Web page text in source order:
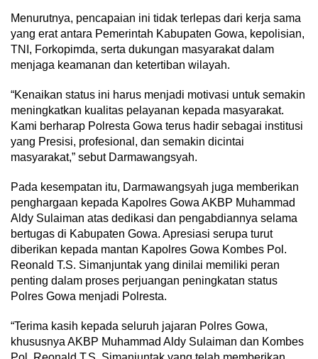
Menurutnya, pencapaian ini tidak terlepas dari kerja sama
yang erat antara Pemerintah Kabupaten Gowa, kepolisian,
TNI, Forkopimda, serta dukungan masyarakat dalam
menjaga keamanan dan ketertiban wilayah.
“Kenaikan status ini harus menjadi motivasi untuk semakin
meningkatkan kualitas pelayanan kepada masyarakat.
Kami berharap Polresta Gowa terus hadir sebagai institusi
yang Presisi, profesional, dan semakin dicintai
masyarakat,” sebut Darmawangsyah.
Pada kesempatan itu, Darmawangsyah juga memberikan
penghargaan kepada Kapolres Gowa AKBP Muhammad
Aldy Sulaiman atas dedikasi dan pengabdiannya selama
bertugas di Kabupaten Gowa. Apresiasi serupa turut
diberikan kepada mantan Kapolres Gowa Kombes Pol.
Reonald T.S. Simanjuntak yang dinilai memiliki peran
penting dalam proses perjuangan peningkatan status
Polres Gowa menjadi Polresta.
“Terima kasih kepada seluruh jajaran Polres Gowa,
khususnya AKBP Muhammad Aldy Sulaiman dan Kombes